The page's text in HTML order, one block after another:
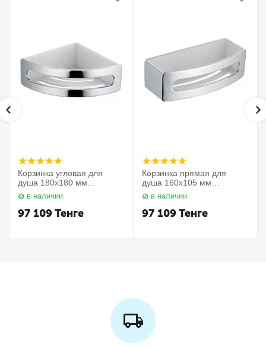
Корзинка угловая для
душа 180х180 мм
Elegance 11657010000
Keuco
в наличии
97 109Тенге
Корзинка прямая для
душа 160х105 мм
Elegance 11658010000
Keuco
в наличии
97 109Тенге